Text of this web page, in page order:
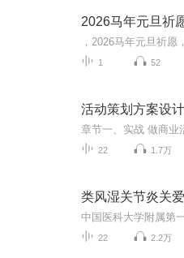
2026马年元旦祈
1 52
活动策划方案设
22 1.7万
类风湿关节炎关
22 2.2万